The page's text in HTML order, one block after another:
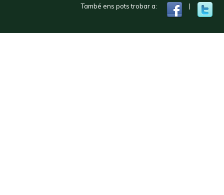
També ens pots trobar a: |